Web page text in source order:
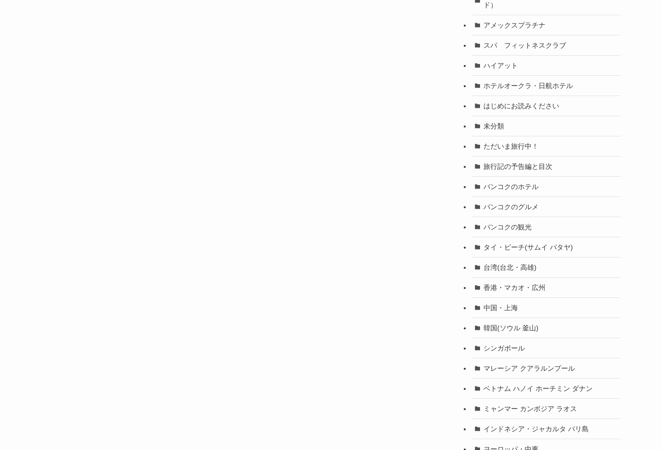
ド）
アメックスプラチナ
スパ フィットネスクラブ
ハイアット
ホテルオークラ・日航ホテル
はじめにお読みください
未分類
ただいま旅行中！
旅行記の予告編と目次
バンコクのホテル
バンコクのグルメ
バンコクの観光
タイ・ビーチ(サムイ パタヤ)
台湾(台北・高雄)
香港・マカオ・広州
中国・上海
韓国(ソウル 釜山)
シンガポール
マレーシア クアラルンプール
ベトナム ハノイ ホーチミン ダナン
ミャンマー カンボジア ラオス
インドネシア・ジャカルタ バリ島